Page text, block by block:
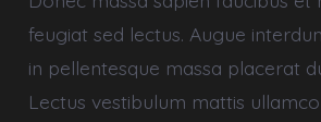
feugiat sed lectus. Augue
in pellentesque massa placerat
Lectus vestibulum mattis